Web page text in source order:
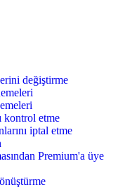
değiştirme
kontrol etme
iptal etme
Premium'a üye